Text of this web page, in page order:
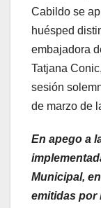
Cabildo se
huésped
embajadora
Tatjana
sesión
de marzo de
En apego a
Municipal,
emitidas por